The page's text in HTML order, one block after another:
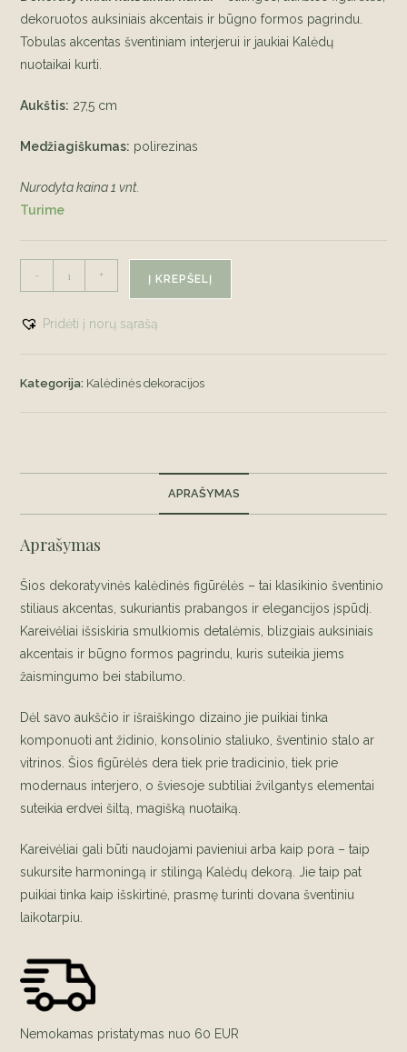
dekoruotos auksiniais akcentais ir būgno formos pagrindu.
Tobulas akcentas šventiniam interjerui ir jaukiai Kalėdų
nuotaikai kurti.
Aukštis: 27,5 cm
Medžiagiškumas: polirezinas
Nurodyta kaina 1 vnt.
Turime
kiekis:
Kareivėlis
- + Į KREPŠELĮ
Pridėti į norų sąrašą
Kategorija: Kalėdinės dekoracijos
APRAŠYMAS
Aprašymas
Šios dekoratyvinės kalėdinės figūrėlės – tai klasikinio šventinio
stiliaus akcentas, sukuriantis prabangos ir elegancijos įspūdį.
Kareivėliai išsiskiria smulkiomis detalėmis, blizgiais auksiniais
akcentais ir būgno formos pagrindu, kuris suteikia jiems
žaismingumo bei stabilumo.
Dėl savo aukščio ir išraiškingo dizaino jie puikiai tinka
komponuoti ant židinio, konsolinio staliuko, šventinio stalo ar
vitrinos. Šios figūrėlės dera tiek prie tradicinio, tiek prie
modernaus interjero, o šviesoje subtiliai žvilgantys elementai
suteikia erdvei šiltą, magišką nuotaiką.
Kareivėliai gali būti naudojami pavieniui arba kaip pora – taip
sukursite harmoningą ir stilingą Kalėdų dekorą. Jie taip pat
puikiai tinka kaip išskirtinė, prasmę turinti dovana šventiniu
laikotarpiu.
Nemokamas pristatymas nuo 60 EUR